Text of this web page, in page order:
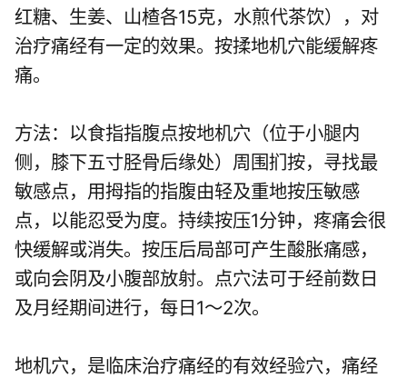
红糖、生姜、山楂各15克，水煎代茶饮），对
治疗痛经有一定的效果。按揉地机穴能缓解疼
痛。
方法：以食指指腹点按地机穴（位于小腿内
侧，膝下五寸胫骨后缘处）周围扪按，寻找最
敏感点，用拇指的指腹由轻及重地按压敏感
点，以能忍受为度。持续按压1分钟，疼痛会很
快缓解或消失。按压后局部可产生酸胀痛感，
或向会阴及小腹部放射。点穴法可于经前数日
及月经期间进行，每日1～2次。
地机穴，是临床治疗痛经的有效经验穴，痛经